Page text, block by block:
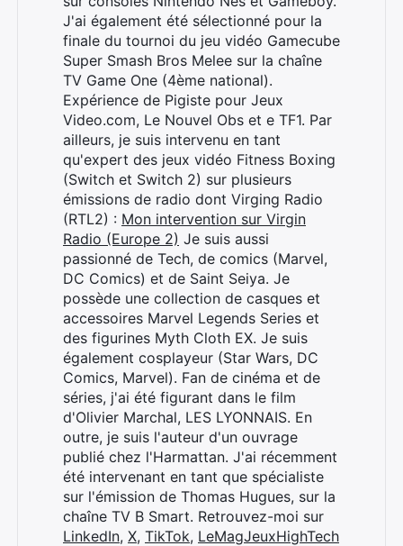
J'ai également été sélectionné pour la
finale du tournoi du jeu vidéo Gamecube
Super Smash Bros Melee sur la chaîne
TV Game One (4ème national).
Expérience de Pigiste pour Jeux
Video.com, Le Nouvel Obs et e TF1. Par
ailleurs, je suis intervenu en tant
qu'expert des jeux vidéo Fitness Boxing
(Switch et Switch 2) sur plusieurs
émissions de radio dont Virging Radio
(RTL2) : Mon intervention sur Virgin
Radio (Europe 2) Je suis aussi
passionné de Tech, de comics (Marvel,
DC Comics) et de Saint Seiya. Je
possède une collection de casques et
accessoires Marvel Legends Series et
des figurines Myth Cloth EX. Je suis
également cosplayeur (Star Wars, DC
Comics, Marvel). Fan de cinéma et de
séries, j'ai été figurant dans le film
d'Olivier Marchal, LES LYONNAIS. En
outre, je suis l'auteur d'un ouvrage
publié chez l'Harmattan. J'ai récemment
été intervenant en tant que spécialiste
sur l'émission de Thomas Hugues, sur la
chaîne TV B Smart. Retrouvez-moi sur
LinkedIn, X, TikTok, LeMagJeuxHighTech
Rechercher
: